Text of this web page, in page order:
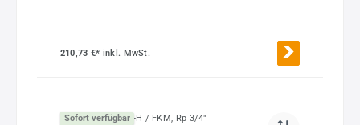
210,73 €* inkl. MwSt.
Sofort verfügbar